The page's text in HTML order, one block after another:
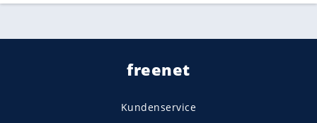
freenet
Kundenservice